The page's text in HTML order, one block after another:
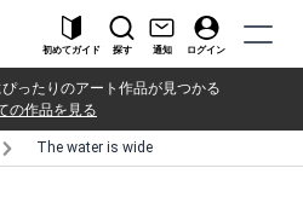
初めてガイド 探す 通知 ログイン
ったりのアート作品が見つかる
の作品を見る
The water is wide